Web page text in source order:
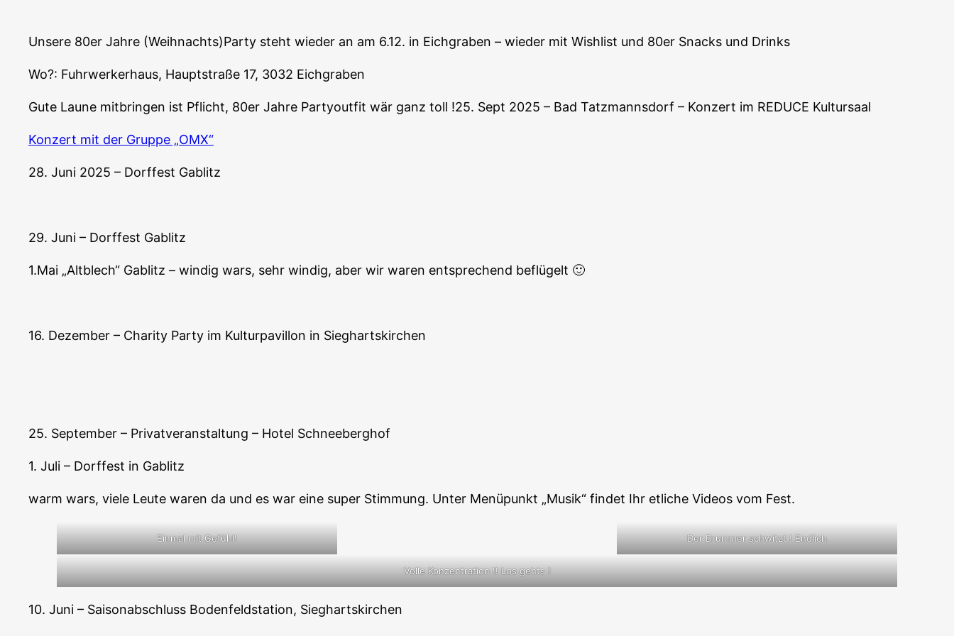
Unsere 80er Jahre (Weihnachts)Party steht wieder an am 6.12. in Eichgraben – wieder mit Wishlist und 80er Snacks und Drinks
Wo?: Fuhrwerkerhaus, Hauptstraße 17, 3032 Eichgraben
Gute Laune mitbringen ist Pflicht, 80er Jahre Partyoutfit wär ganz toll !25. Sept 2025 – Bad Tatzmannsdorf – Konzert im REDUCE Kultursaal
Konzert mit der Gruppe „OMX“
28. Juni 2025 – Dorffest Gablitz
29. Juni – Dorffest Gablitz
1.Mai „Altblech“ Gablitz – windig wars, sehr windig, aber wir waren entsprechend beflügelt 🙂
16. Dezember – Charity Party im Kulturpavillon in Sieghartskirchen
25. September – Privatveranstaltung – Hotel Schneeberghof
1. Juli – Dorffest in Gablitz
warm wars, viele Leute waren da und es war eine super Stimmung. Unter Menüpunkt „Musik“ findet Ihr etliche Videos vom Fest.
Einmal mit Gefühl! Der Drummer schwitzt ! Endlich
Volle Konzentration !! Los gehts !
10. Juni – Saisonabschluss Bodenfeldstation, Sieghartskirchen